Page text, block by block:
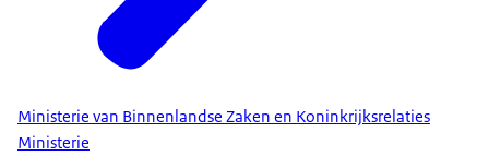
Ministerie van Binnenlandse Zaken en Koninkrijksrelaties
Ministerie